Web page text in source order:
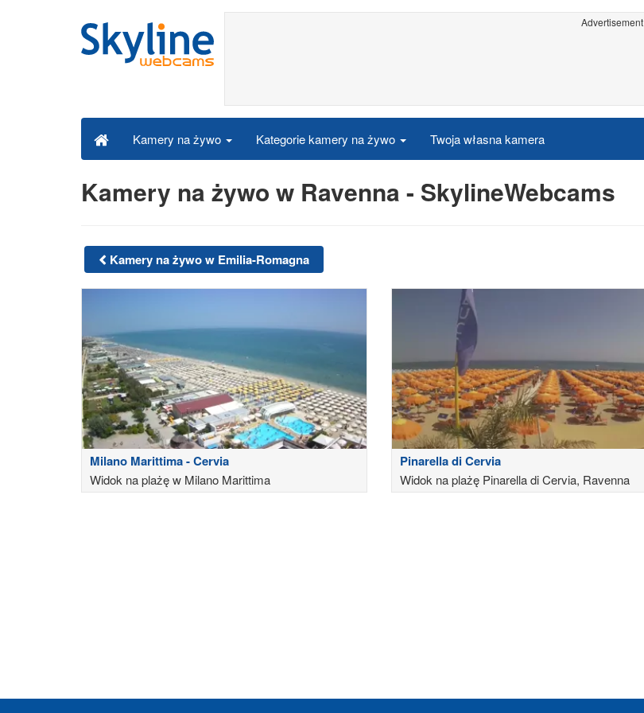
Advertisement
Kamery na żywo Kategorie kamery na żywo Twoja własna kamera
Kamery na żywo w Ravenna - SkylineWebcams
Kamery na żywo w Emilia-Romagna
Milano Marittima - Cervia
Widok na plażę w Milano Marittima
Pinarella di Cervia
Widok na plażę Pinarella di Cervia, Ravenna